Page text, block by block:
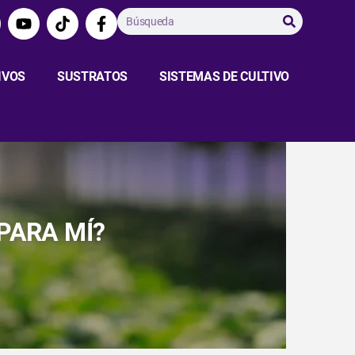
SUSTRATOS SISTEMAS DE CULTIVO
MÍ?